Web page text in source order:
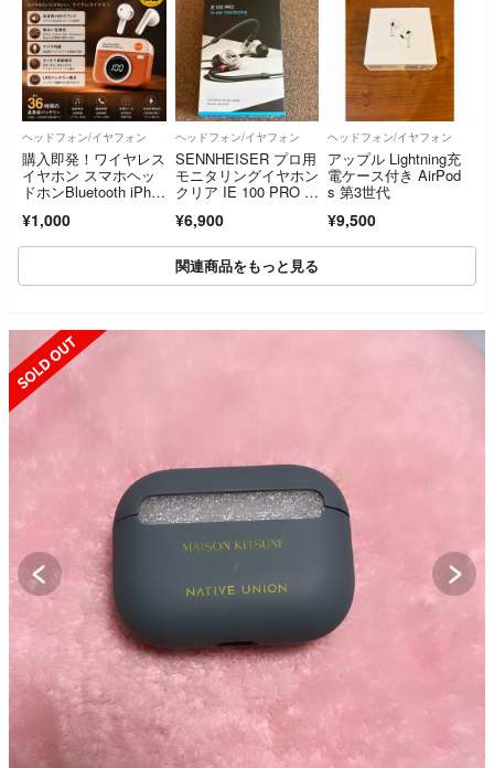
ヘッドフォン/イヤフォン
購入即発！ワイヤレス
イヤホン スマホヘッ
ドホンBluetooth iPho
c Zoom 08101
¥1,000
ヘッドフォン/イヤフォン
SENNHEISER プロ用
モニタリングイヤホン
クリア IE 100 PRO C
¥6,900
ヘッドフォン/イヤフォン
アップル Lightning充
電ケース付き AirPod
s 第3世代
¥9,500
関連商品をもっと見る